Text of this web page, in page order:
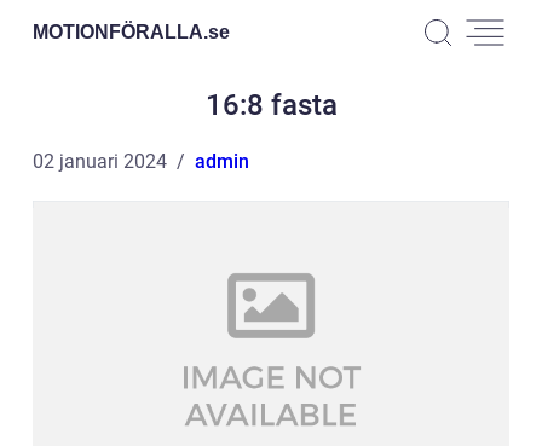
MOTIONFÖRALLA.se
16:8 fasta
02 januari 2024 admin